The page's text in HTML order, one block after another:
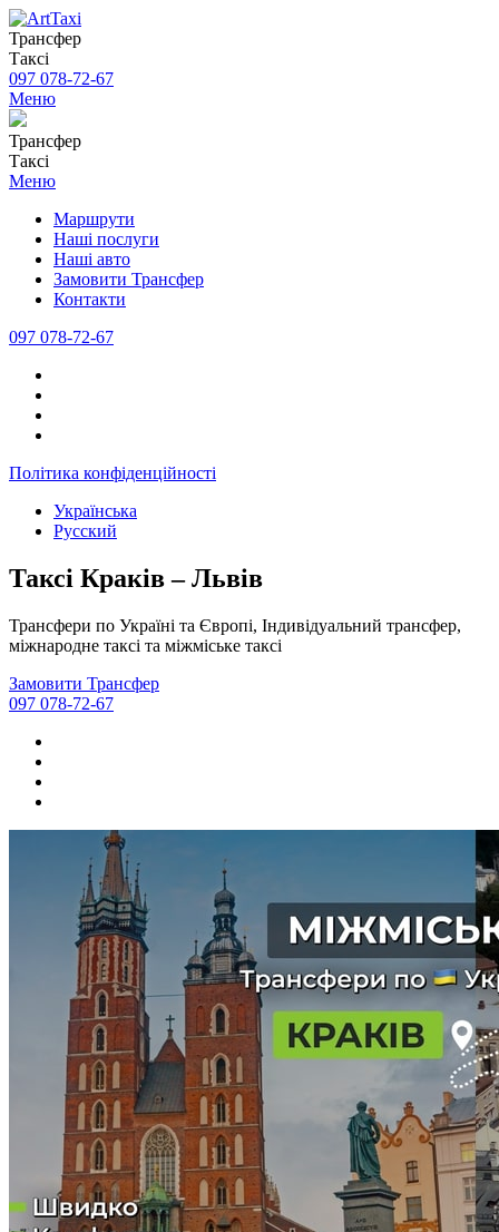
Трансфер
Таксі
097 078-72-67
Меню
Трансфер
Таксі
Меню
Маршрути
Наші послуги
Наші авто
Замовити Трансфер
Контакти
097 078-72-67
Політика конфіденційності
Українська
Русский
Таксі Краків – Львів
Трансфери по Україні та Європі, Індивідуальний трансфер,
міжнародне таксі та міжміське таксі
Замовити Трансфер
097 078-72-67